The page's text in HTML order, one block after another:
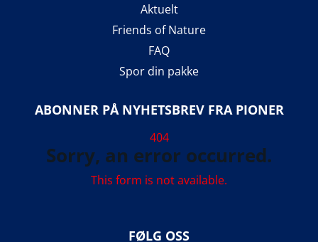
Aktuelt
Friends of Nature
FAQ
Spor din pakke
ABONNER PÅ NYHETSBREV FRA PIONER
404
Sorry, an error occurred.
This form is not available.
FØLG OSS